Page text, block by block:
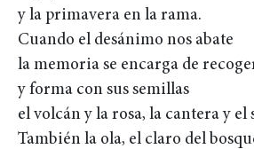
y la primavera en la rama.
Cuando el desánimo nos abate
la memoria se encarga de
y forma con sus semillas
el volcán y la rosa, la cantera y el
También la ola, el claro del